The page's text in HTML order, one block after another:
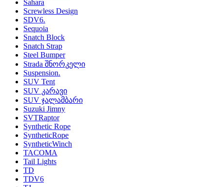
Sahara
Screwless Design
SDV6.
Sequoia
Snatch Block
Snatch Strap
Steel Bumper
Strada შნორკელი
Suspension.
SUV Tent
SUV კარავი
SUV ჯალამბარი
Suzuki Jimny
SVTRaptor
Synthetic Rope
SyntheticRope
SyntheticWinch
TACOMA
Tail Lights
TD
TDV6